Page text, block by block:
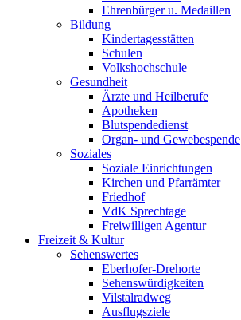
Ehrenbürger u. Medaillen
Bildung
Kindertagesstätten
Schulen
Volkshochschule
Gesundheit
Ärzte und Heilberufe
Apotheken
Blutspendedienst
Organ- und Gewebespende
Soziales
Soziale Einrichtungen
Kirchen und Pfarrämter
Friedhof
VdK Sprechtage
Freiwilligen Agentur
Freizeit & Kultur
Sehenswertes
Eberhofer-Drehorte
Sehenswürdigkeiten
Vilstalradweg
Ausflugsziele